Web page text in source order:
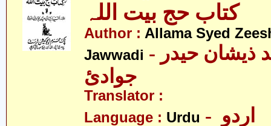
کتاب حج بیت اللہ
Author : Allama Syed
Jawwadi - علامہ سیّد ذیشان حیدر
جوادئ
Translator :
Language : Urdu